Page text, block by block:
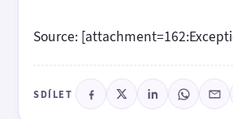
Source:
SDÍLET